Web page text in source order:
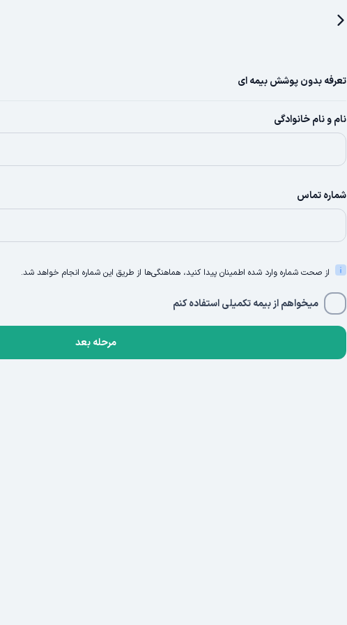
تعرفه بدون پوشش بیمه ای
نام و نام خانوادگی
شماره تماس
از صحت شماره وارد شده اطمینان پیدا کنید، هماهنگی‌ها از طریق این شماره انجام خواهد شد.
میخواهم از بیمه تکمیلی استفاده کنم
مرحله بعد